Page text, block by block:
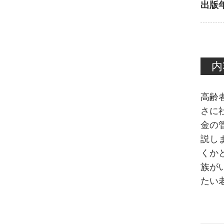
出版
高齢
さに
金の
説し
くか
族が
たい